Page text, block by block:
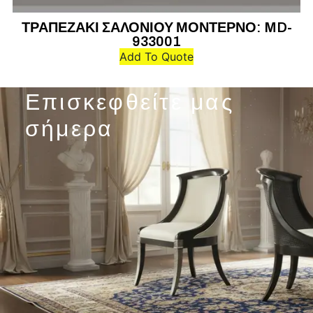
ΤΡΑΠΕΖΑΚΙ ΣΑΛΟΝΙΟΥ ΜΟΝΤΕΡΝΟ: MD-
933001
Add To Quote
Επισκεφθείτε μας
σήμερα